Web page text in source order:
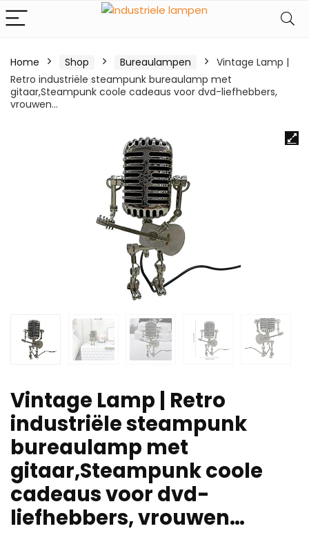
Home Shop Bureaulampen
Vintage Lamp |
Retro industriële steampunk bureaulamp met
gitaar,Steampunk coole cadeaus voor dvd-liefhebbers,
vrouwen…
Vintage Lamp | Retro
industriële steampunk
bureaulamp met
gitaar,Steampunk coole
cadeaus voor dvd-
liefhebbers, vrouwen…